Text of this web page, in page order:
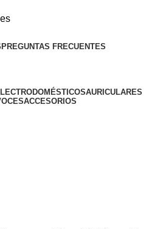
PREGUNTAS FRECUENTES
AURICULARES
ACCESORIOS